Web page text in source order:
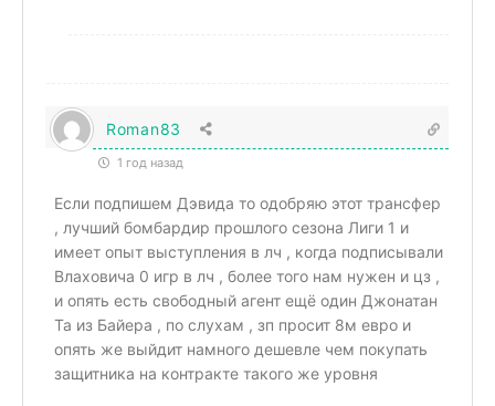
Roman83
1 год назад
Если подпишем Дэвида то одобряю этот трансфер
, лучший бомбардир прошлого сезона Лиги 1 и
имеет опыт выступления в лч , когда подписывали
Влаховича 0 игр в лч , более того нам нужен и цз ,
и опять есть свободный агент ещё один Джонатан
Та из Байера , по слухам , зп просит 8м евро и
опять же выйдит намного дешевле чем покупать
защитника на контракте такого же уровня